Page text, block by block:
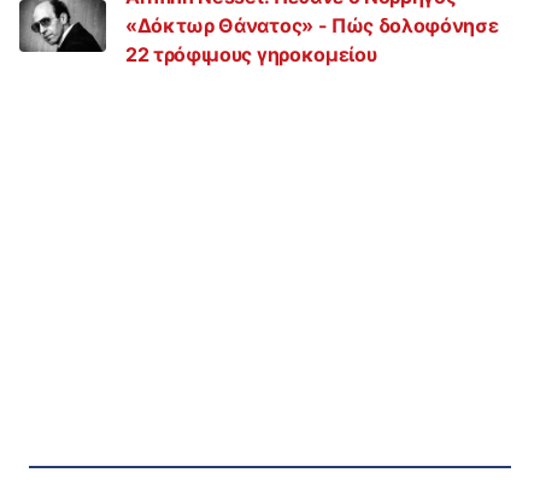
«Δόκτωρ Θάνατος» - Πώς δολοφόνησε
22 τρόφιμους γηροκομείου